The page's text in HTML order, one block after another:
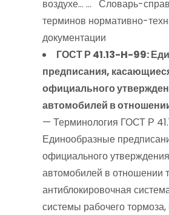
воздухе… … Словарь-
терминов нормативно-
документации
ГОСТ Р 41.13-H-99:
предписания,
официального
автомобилей в
— Терминология ГОСТ Р
Единообразные
официального
автомобилей в отношении
антиблокировочная
системы рабочего